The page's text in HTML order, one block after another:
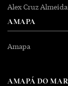
Alex Cruz Almeida
AMAPA
Amapa
AMAPÁ DO